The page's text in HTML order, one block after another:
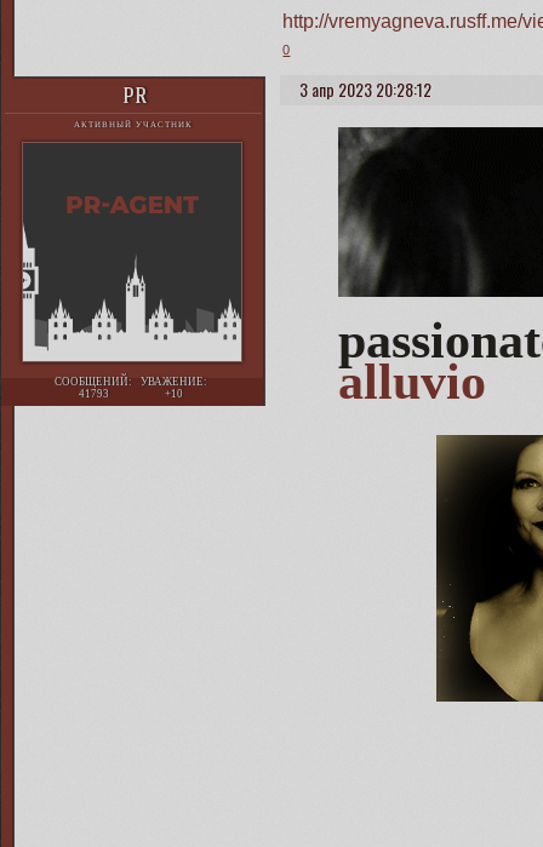
http://vremyagneva.rusff.me/
0
3 апр 2023 20:28:12
PR
АКТИВНЫЙ УЧАСТНИК
СООБЩЕНИЙ:
41793
УВАЖЕНИЕ:
+10
alluvio